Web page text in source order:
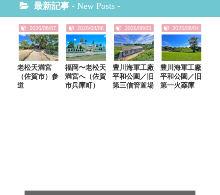
最新記事 - New Posts -
2026/08/07
老松天満宮
（佐賀市）参
道
2026/08/06
福岡〜老松天
満宮へ（佐賀
市兵庫町）
2026/08/05
豊川海軍工廠
平和公園／旧
第三信管置場
2026/08/04
豊川海軍工廠
平和公園／旧
第一火薬庫